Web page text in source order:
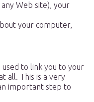
any Web site), your
your computer,
to link you to your
all. This is a very
important step to